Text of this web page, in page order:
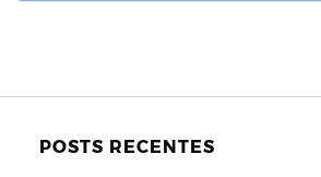
POSTS RECENTES